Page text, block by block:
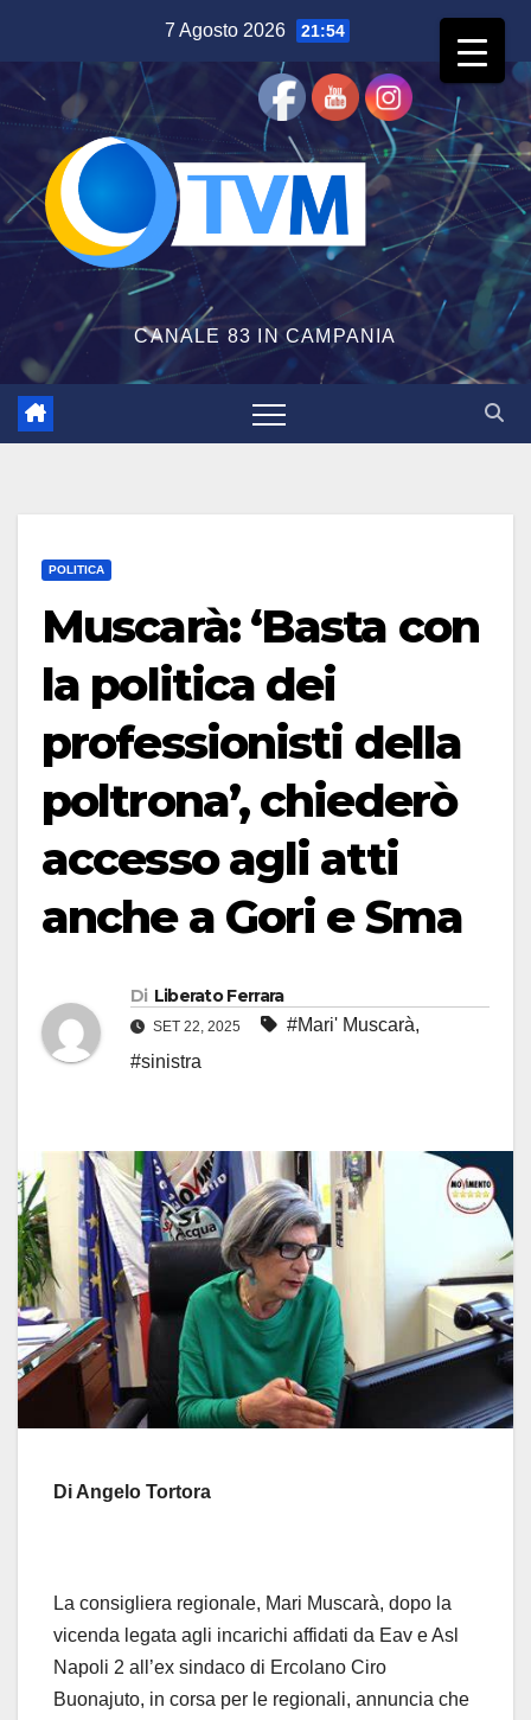
contenuto
7 Agosto 2026 21:54
CANALE 83 IN CAMPANIA
POLITICA
Muscarà: ‘Basta con
la politica dei
professionisti della
poltrona’, chiederò
accesso agli atti
anche a Gori e Sma
Di Liberato Ferrara
SET 22, 2025 #Mari' Muscarà,
#sinistra
Di Angelo Tortora
La consigliera regionale, Mari Muscarà, dopo la
vicenda legata agli incarichi affidati da Eav e Asl
Napoli 2 all’ex sindaco di Ercolano Ciro
Buonajuto, in corsa per le regionali, annuncia che